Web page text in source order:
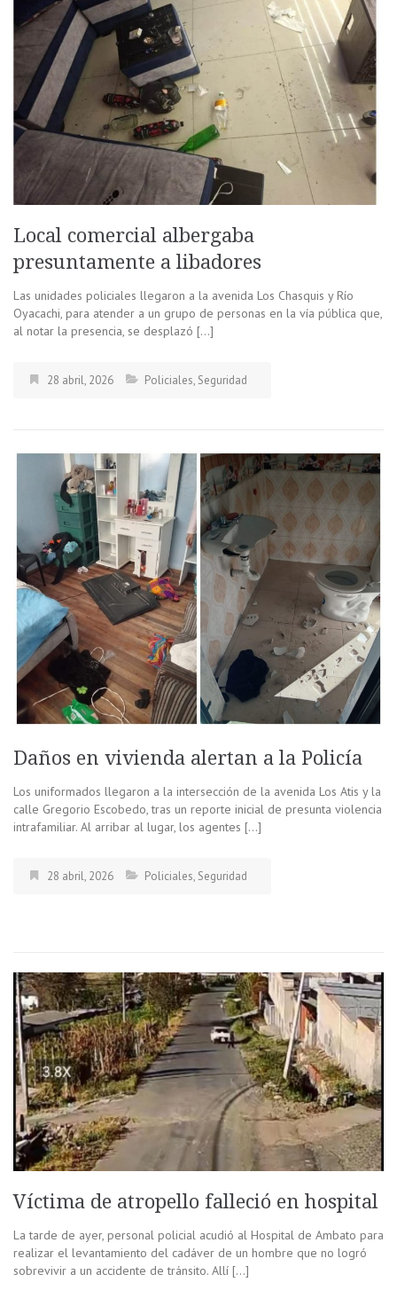
Local comercial albergaba
presuntamente a libadores
Las unidades policiales llegaron a la avenida Los Chasquis y Río
Oyacachi, para atender a un grupo de personas en la vía pública que,
al notar la presencia, se desplazó […]
28 abril, 2026 Policiales, Seguridad
Daños en vivienda alertan a la Policía
Los uniformados llegaron a la intersección de la avenida Los Atis y la
calle Gregorio Escobedo, tras un reporte inicial de presunta violencia
intrafamiliar. Al arribar al lugar, los agentes […]
28 abril, 2026 Policiales, Seguridad
Víctima de atropello falleció en hospital
La tarde de ayer, personal policial acudió al Hospital de Ambato para
realizar el levantamiento del cadáver de un hombre que no logró
sobrevivir a un accidente de tránsito. Allí […]